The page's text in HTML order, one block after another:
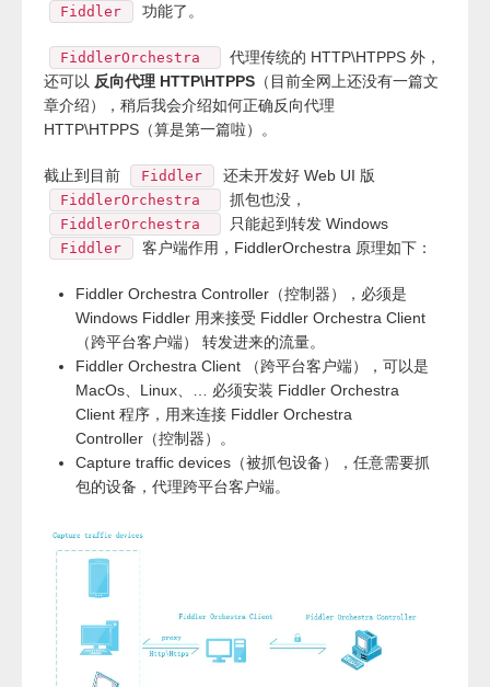
Fiddler 功能了。
FiddlerOrchestra
代理传统的 HTTP\HTPPS 外，
还可以 反向代理 HTTP\HTPPS （目前全网上还没有一篇文
章介绍），稍后我会介绍如何正确反向代理
HTTP\HTPPS（算是第一篇啦）。
截止到目前 Fiddler 还未开发好 Web UI 版
FiddlerOrchestra 抓包也没，
FiddlerOrchestra 只能起到转发 Windows
Fiddler 客户端作用，FiddlerOrchestra 原理如下：
Fiddler Orchestra Controller（控制器），必须是
Windows Fiddler 用来接受 Fiddler Orchestra Client
（跨平台客户端） 转发进来的流量。
Fiddler Orchestra Client （跨平台客户端），可以是
MacOs、Linux、… 必须安装 Fiddler Orchestra
Client 程序，用来连接 Fiddler Orchestra
Controller（控制器）。
Capture traffic devices（被抓包设备），任意需要抓
包的设备，代理跨平台客户端。